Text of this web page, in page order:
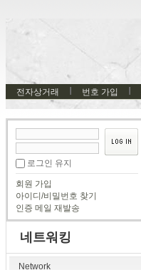
전자상거래 번호 가입
로그인 유지
회원 가입
아이디/비밀번호 찾기
인증 메일 재발송
네트워킹
Network